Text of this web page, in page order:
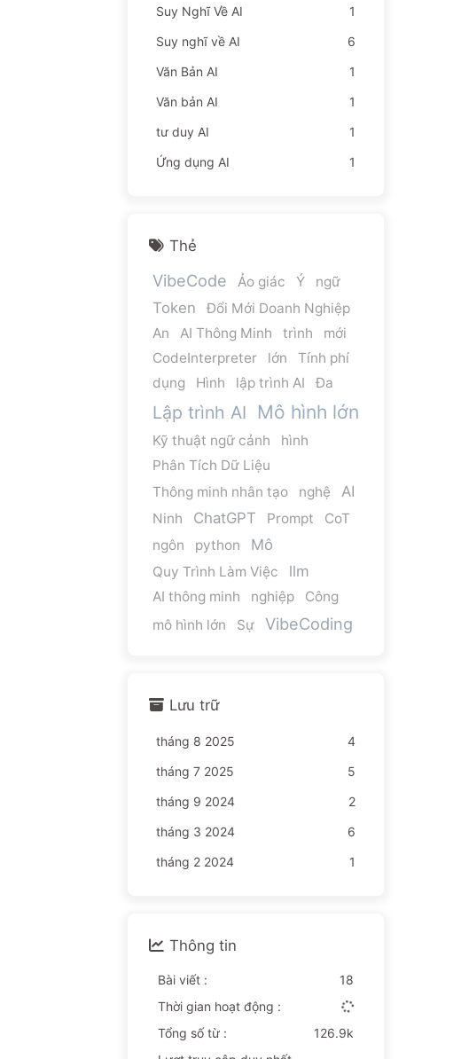
Suy Nghĩ Về AI
1
Suy nghĩ về AI
6
Văn Bản AI
1
Văn bản AI
1
tư duy AI
1
Ứng dụng AI
1
Thẻ
VibeCode Ảo giác Ý ngữ
Token
Đổi Mới Doanh Nghiệp
An
AI Thông Minh trình
mới
CodeInterpreter
lớn
Tính phí
dụng
Hình lập trình AI Đa
Lập trình AI Mô hình lớn
Kỹ thuật ngữ cảnh
hình
Phân Tích Dữ Liệu
Thông minh nhân tạo
nghệ AI
Ninh ChatGPT Prompt
CoT
ngôn
python Mô
Quy Trình Làm Việc llm
AI thông minh nghiệp
Công
mô hình lớn
Sự VibeCoding
Lưu trữ
tháng 8 2025
4
tháng 7 2025
5
tháng 9 2024
2
tháng 3 2024
6
tháng 2 2024
1
Thông tin
Bài viết :
18
Thời gian hoạt động :
Tổng số từ :
126.9k